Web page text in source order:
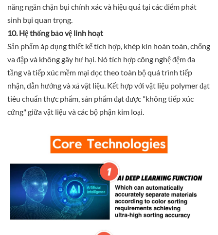
năng ngăn chặn bụi chính xác và hiệu quả tại các điểm phát
sinh bụi quan trọng.
10. Hệ thống bảo vệ linh hoạt
Sản phẩm áp dụng thiết kế tích hợp, khép kín hoàn toàn, chống
va đập và không gây hư hại. Nó tích hợp công nghệ đệm đa
tầng và tiếp xúc mềm mại dọc theo toàn bộ quá trình tiếp
nhận, dẫn hướng và xả vật liệu. Kết hợp với vật liệu polymer đạt
tiêu chuẩn thực phẩm, sản phẩm đạt được "không tiếp xúc
cứng" giữa vật liệu và các bộ phận kim loại.